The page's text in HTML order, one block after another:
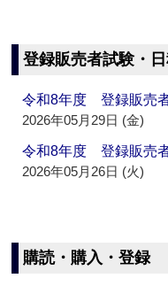
登録販売者試験・
令和8年度 登録販売
2026年05月29日 (金)
令和8年度 登録販売
2026年05月26日 (火)
購読・購入・登録